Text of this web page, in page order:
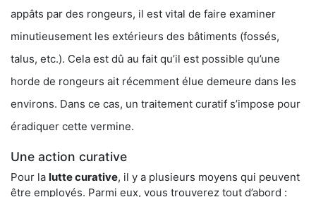
appâts par des rongeurs, il est vital de faire examiner
minutieusement les extérieurs des bâtiments (fossés,
talus, etc.). Cela est dû au fait qu’il est possible qu’une
horde de rongeurs ait récemment élue demeure dans les
environs. Dans ce cas, un traitement curatif s’impose pour
éradiquer cette vermine.
Une action curative
Pour la lutte curative, il y a plusieurs moyens qui peuvent
être employés. Parmi eux, vous trouverez tout d’abord :